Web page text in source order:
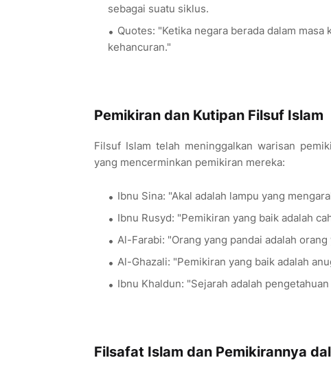
sebagai suatu siklus.
Quotes: "Ketika negara berada dalam
kehancuran."
Pemikiran dan Kutipan Filsuf Islam
Filsuf Islam telah meninggalkan warisan
yang mencerminkan pemikiran mereka:
Ibnu Sina: "Akal adalah lampu yang
Ibnu Rusyd: "Pemikiran yang baik adalah
Al-Farabi: "Orang yang pandai adalah
Al-Ghazali: "Pemikiran yang baik adalah
Ibnu Khaldun: "Sejarah adalah
Filsafat Islam dan Pemikirannya